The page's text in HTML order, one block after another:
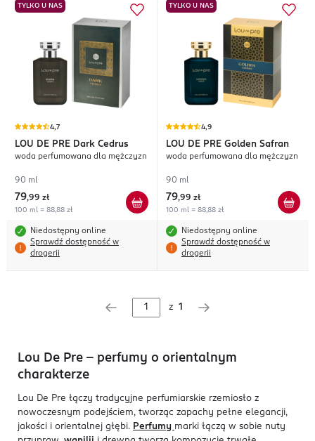
TYLKO U NAS
4,7
LOU DE PRE Dark Cedrus
woda perfumowana dla mężczyzn
90 ml
79,99 zł
100 ml = 88,88 zł
Niedostępny online
Sprawdź dostępność w
drogerii
TYLKO U NAS
4,9
LOU DE PRE Golden Safran
woda perfumowana dla mężczyzn
90 ml
79,99 zł
100 ml = 88,88 zł
Niedostępny online
Sprawdź dostępność w
drogerii
z 1
Lou De Pre – perfumy o orientalnym
charakterze
Lou De Pre łączy tradycyjne perfumiarskie rzemiosło z
nowoczesnym podejściem, tworząc zapachy pełne elegancji,
jakości i orientalnej głębi. Perfumy marki łączą w sobie nuty